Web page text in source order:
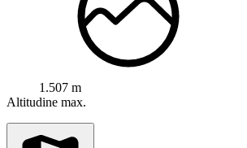
1.507 m
Altitudine max.